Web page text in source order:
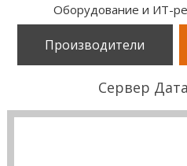
Оборудование и ИТ-
Производители
Сервер